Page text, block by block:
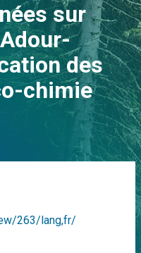
sur
des
chimie
263/lang,fr/